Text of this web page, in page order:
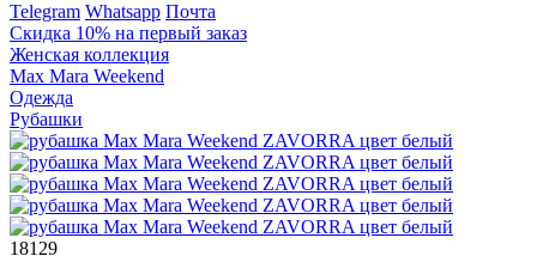
Telegram Whatsapp Почта
Скидка 10% на первый заказ
Женская коллекция
Max Mara Weekend
Одежда
Рубашки
18129